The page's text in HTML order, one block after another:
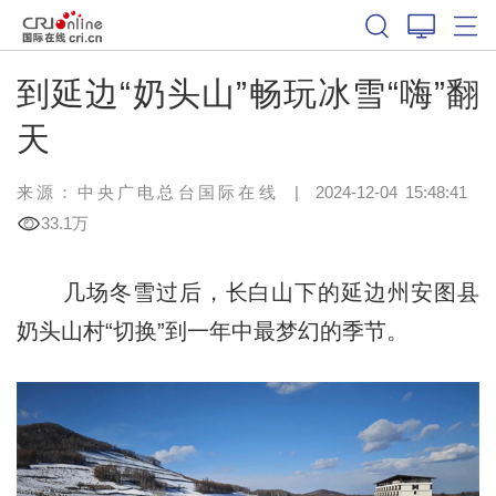
到延边“奶头山”畅玩冰雪“嗨”翻
天
来源：中央广电总台国际在线 | 2024-12-04 15:48:41
33.1万
几场冬雪过后，长白山下的延边州安图县
奶头山村“切换”到一年中最梦幻的季节。